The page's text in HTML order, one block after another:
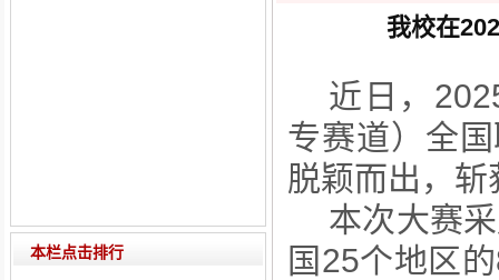
本栏点击排行
我校在
近日，
专赛道）全
脱颖而出，
本次大赛
国25个地区